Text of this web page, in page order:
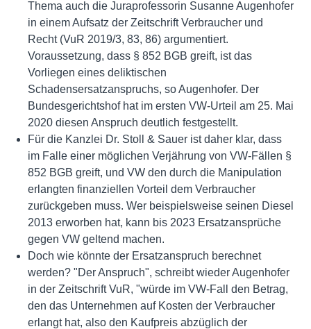
Thema auch die Juraprofessorin Susanne Augenhofer
in einem Aufsatz der Zeitschrift Verbraucher und
Recht (VuR 2019/3, 83, 86) argumentiert.
Voraussetzung, dass § 852 BGB greift, ist das
Vorliegen eines deliktischen
Schadensersatzanspruchs, so Augenhofer. Der
Bundesgerichtshof hat im ersten VW-Urteil am 25. Mai
2020 diesen Anspruch deutlich festgestellt.
Für die Kanzlei Dr. Stoll & Sauer ist daher klar, dass
im Falle einer möglichen Verjährung von VW-Fällen §
852 BGB greift, und VW den durch die Manipulation
erlangten finanziellen Vorteil dem Verbraucher
zurückgeben muss. Wer beispielsweise seinen Diesel
2013 erworben hat, kann bis 2023 Ersatzansprüche
gegen VW geltend machen.
Doch wie könnte der Ersatzanspruch berechnet
werden? "Der Anspruch", schreibt wieder Augenhofer
in der Zeitschrift VuR, "würde im VW-Fall den Betrag,
den das Unternehmen auf Kosten der Verbraucher
erlangt hat, also den Kaufpreis abzüglich der